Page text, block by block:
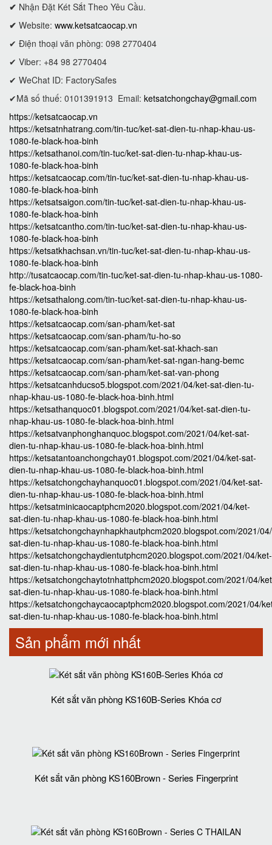
✔ Nhận Đặt Két Sắt Theo Yêu Cầu.
✔ Website: www.ketsatcaocap.vn
✔ Điện thoại văn phòng: 098 2770404
✔ Viber: +84 98 2770404
✔ WeChat ID: FactorySafes
✔Mã số thuế: 0101391913 Email: ketsatchongchay@gmail.com
https://ketsatcaocap.vn
https://ketsatnhatrang.com/tin-tuc/ket-sat-dien-tu-nhap-khau-us-
1080-fe-black-hoa-binh
https://ketsathanoi.com/tin-tuc/ket-sat-dien-tu-nhap-khau-us-
1080-fe-black-hoa-binh
https://ketsatcaocap.com/tin-tuc/ket-sat-dien-tu-nhap-khau-us-
1080-fe-black-hoa-binh
https://ketsatsaigon.com/tin-tuc/ket-sat-dien-tu-nhap-khau-us-
1080-fe-black-hoa-binh
https://ketsatcantho.com/tin-tuc/ket-sat-dien-tu-nhap-khau-us-
1080-fe-black-hoa-binh
https://ketsatkhachsan.vn/tin-tuc/ket-sat-dien-tu-nhap-khau-us-
1080-fe-black-hoa-binh
http://tusatcaocap.com/tin-tuc/ket-sat-dien-tu-nhap-khau-us-1080-
fe-black-hoa-binh
https://ketsathalong.com/tin-tuc/ket-sat-dien-tu-nhap-khau-us-
1080-fe-black-hoa-binh
https://ketsatcaocap.com/san-pham/ket-sat
https://ketsatcaocap.com/san-pham/tu-ho-so
https://ketsatcaocap.com/san-pham/ket-sat-khach-san
https://ketsatcaocap.com/san-pham/ket-sat-ngan-hang-bemc
https://ketsatcaocap.com/san-pham/ket-sat-van-phong
https://ketsatcanhducso5.blogspot.com/2021/04/ket-sat-dien-tu-
nhap-khau-us-1080-fe-black-hoa-binh.html
https://ketsathanquoc01.blogspot.com/2021/04/ket-sat-dien-tu-
nhap-khau-us-1080-fe-black-hoa-binh.html
https://ketsatvanphonghanquoc.blogspot.com/2021/04/ket-sat-
dien-tu-nhap-khau-us-1080-fe-black-hoa-binh.html
https://ketsatantoanchongchay01.blogspot.com/2021/04/ket-sat-
dien-tu-nhap-khau-us-1080-fe-black-hoa-binh.html
https://ketsatchongchayhanquoc01.blogspot.com/2021/04/ket-sat-
dien-tu-nhap-khau-us-1080-fe-black-hoa-binh.html
https://ketsatminicaocaptphcm2020.blogspot.com/2021/04/ket-
sat-dien-tu-nhap-khau-us-1080-fe-black-hoa-binh.html
https://ketsatchongchaynhapkhautphcm2020.blogspot.com/2021/
sat-dien-tu-nhap-khau-us-1080-fe-black-hoa-binh.html
https://ketsatchongchaydientutphcm2020.blogspot.com/2021/04/ket-
sat-dien-tu-nhap-khau-us-1080-fe-black-hoa-binh.html
https://ketsatchongchaytotnhattphcm2020.blogspot.com/2021/04/
sat-dien-tu-nhap-khau-us-1080-fe-black-hoa-binh.html
https://ketsatchongchaycaocaptphcm2020.blogspot.com/2021/04/
sat-dien-tu-nhap-khau-us-1080-fe-black-hoa-binh.html
Sản phẩm mới nhất
Két sắt văn phòng KS160B-Series Khóa cơ
Két sắt văn phòng KS160Brown - Series Fingerprint